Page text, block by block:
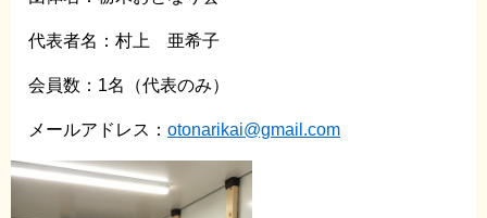
代表者名：村上 亜希子
会員数：1名（代表のみ）
メールアドレス： otonarikai@gmail.com